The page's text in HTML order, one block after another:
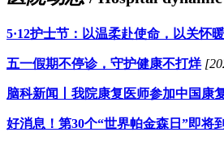
5·12护士节：以温柔赴使命，以关怀
五一假期不停诊，守护健康不打烊
脑科新闻丨我院康复医师参加中国康
好消息！第30个“世界帕金森日”即将